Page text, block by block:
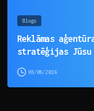
Blogs
Reklāmas
stratēģijas Jūsu
08/08/2026